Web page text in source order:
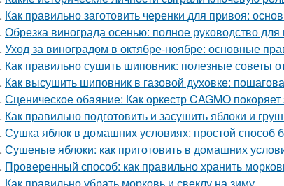
Как правильно заготовить черенки для привоя:
Обрезка винограда осенью: полное руководство
Уход за виноградом в октябре-ноябре: основные
Как правильно сушить шиповник: полезные советы
Как высушить шиповник в газовой духовке:
Сценическое обаяние: Как оркестр CAGMO покоряет
Как правильно подготовить и засушить яблоки и
Сушка яблок в домашних условиях: простой способ
Сушеные яблоки: как приготовить в домашних
Проверенный способ: как правильно хранить